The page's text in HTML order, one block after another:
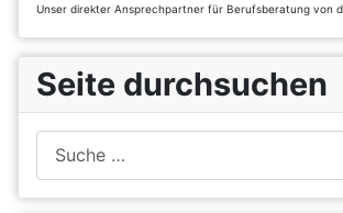
Unser direkter Ansprechpartner für Berufsberatung von
Seite durchsuchen